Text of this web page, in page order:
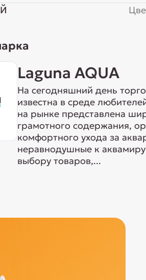
Laguna AQUA
На сегодняшний день
известна в среде
на рынке представлена
грамотного содержания,
комфортного ухода за
неравнодушные к
выбору товаров,...